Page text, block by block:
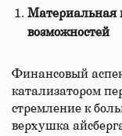
Материальная
возможностей
Финансовый
катализатором
стремление к
верхушка